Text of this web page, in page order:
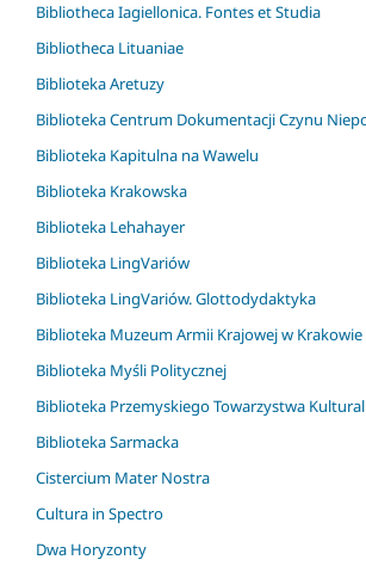
Bibliotheca Iagiellonica. Fontes et Studia
Bibliotheca Lituaniae
Biblioteka Aretuzy
Biblioteka Centrum Dokumentacji Czynu
Biblioteka Kapitulna na Wawelu
Biblioteka Krakowska
Biblioteka Lehahayer
Biblioteka LingVariów
Biblioteka LingVariów. Glottodydaktyka
Biblioteka Muzeum Armii Krajowej w Krakowie
Biblioteka Myśli Politycznej
Biblioteka Przemyskiego Towarzystwa
Biblioteka Sarmacka
Cistercium Mater Nostra
Cultura in Spectro
Dwa Horyzonty